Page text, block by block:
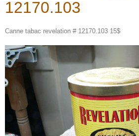
12170.103
Canne tabac revelation # 12170.103 15$